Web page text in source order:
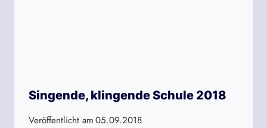
Singende, klingende Schule 2018
Veröffentlicht am05.09.2018